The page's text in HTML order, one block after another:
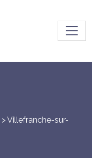
Villefranche-sur-